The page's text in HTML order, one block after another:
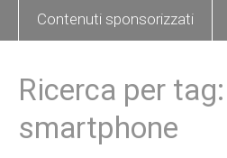
Contenuti sponsorizzati
Ricerca per tag:
smartphone